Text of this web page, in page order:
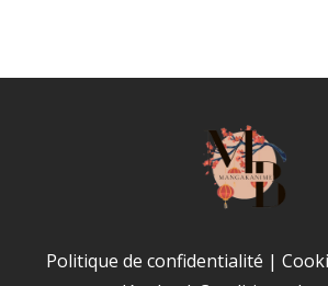
Politique de confidentialité |